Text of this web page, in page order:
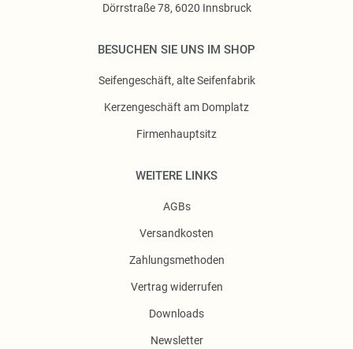
Dörrstraße 78, 6020 Innsbruck
BESUCHEN SIE UNS IM SHOP
Seifengeschäft, alte Seifenfabrik
Kerzengeschäft am Domplatz
Firmenhauptsitz
WEITERE LINKS
AGBs
Versandkosten
Zahlungsmethoden
Vertrag widerrufen
Downloads
Newsletter